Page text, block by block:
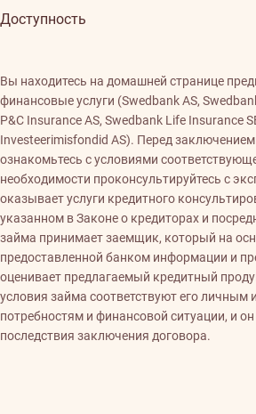
Доступность
Вы находитесь на домашней странице
финансовые услуги (Swedbank AS,
P&C Insurance AS, Swedbank Life Insurance
Investeerimisfondid AS). Перед
ознакомьтесь с условиями
необходимости проконсультируйтесь с
оказывает услуги кредитного
указанном в Законе о кредиторах и
займа принимает заемщик, который на
предоставленной банком информации и
оценивает предлагаемый кредитный
условия займа соответствуют его личным
потребностям и финансовой ситуации, и
последствия заключения договора.